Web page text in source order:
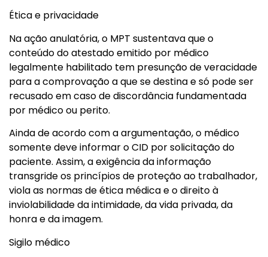
Ética e privacidade
Na ação anulatória, o MPT sustentava que o
conteúdo do atestado emitido por médico
legalmente habilitado tem presunção de veracidade
para a comprovação a que se destina e só pode ser
recusado em caso de discordância fundamentada
por médico ou perito.
Ainda de acordo com a argumentação, o médico
somente deve informar o CID por solicitação do
paciente. Assim, a exigência da informação
transgride os princípios de proteção ao trabalhador,
viola as normas de ética médica e o direito à
inviolabilidade da intimidade, da vida privada, da
honra e da imagem.
Sigilo médico